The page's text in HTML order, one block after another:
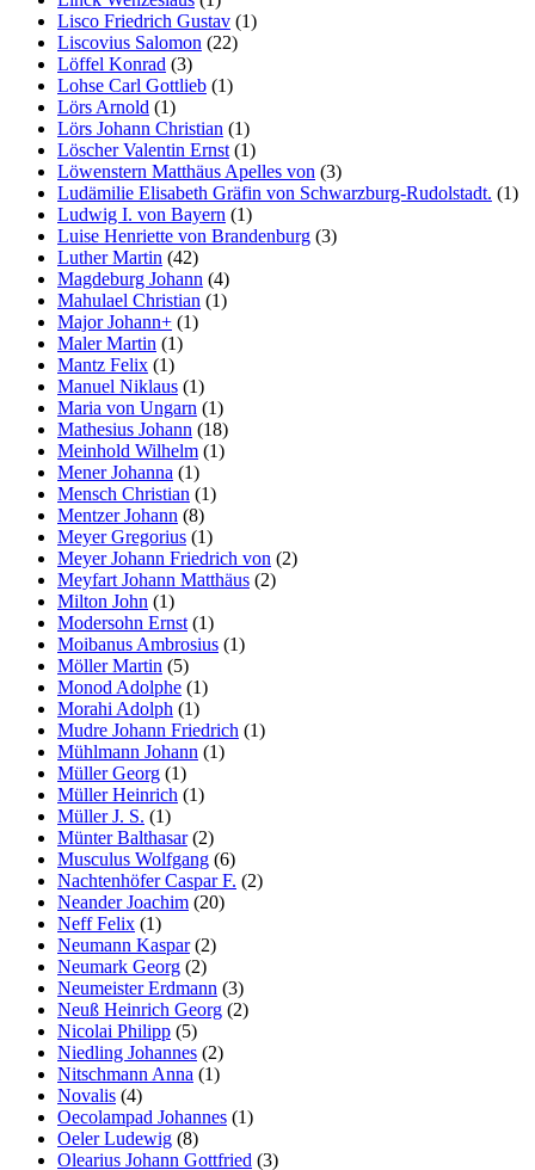
Lisco Friedrich Gustav (1)
Liscovius Salomon (22)
Löffel Konrad (3)
Lohse Carl Gottlieb (1)
Lörs Arnold (1)
Lörs Johann Christian (1)
Löscher Valentin Ernst (1)
Löwenstern Matthäus Apelles von (3)
Ludämilie Elisabeth Gräfin von Schwarzburg-Rudolstadt. (1)
Ludwig I. von Bayern (1)
Luise Henriette von Brandenburg (3)
Luther Martin (42)
Magdeburg Johann (4)
Mahulael Christian (1)
Major Johann+ (1)
Maler Martin (1)
Mantz Felix (1)
Manuel Niklaus (1)
Maria von Ungarn (1)
Mathesius Johann (18)
Meinhold Wilhelm (1)
Mener Johanna (1)
Mensch Christian (1)
Mentzer Johann (8)
Meyer Gregorius (1)
Meyer Johann Friedrich von (2)
Meyfart Johann Matthäus (2)
Milton John (1)
Modersohn Ernst (1)
Moibanus Ambrosius (1)
Möller Martin (5)
Monod Adolphe (1)
Morahi Adolph (1)
Mudre Johann Friedrich (1)
Mühlmann Johann (1)
Müller Georg (1)
Müller Heinrich (1)
Müller J. S. (1)
Münter Balthasar(2)
Musculus Wolfgang (6)
Nachtenhöfer Caspar F. (2)
Neander Joachim (20)
Neff Felix (1)
Neumann Kaspar(2)
Neumark Georg (2)
Neumeister Erdmann (3)
Neuß Heinrich Georg (2)
Nicolai Philipp (5)
Niedling Johannes (2)
Nitschmann Anna (1)
Novalis (4)
Oecolampad Johannes (1)
Oeler Ludewig (8)
Olearius Johann Gottfried (3)